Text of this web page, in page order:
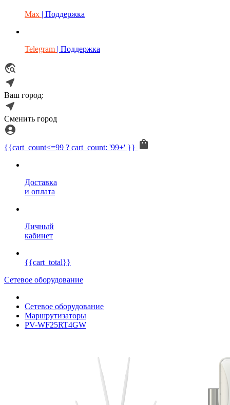
Max | Поддержка
Telegram | Поддержка
Ваш город:
Сменить город
{{cart_count<=99 ? cart_count: '99+' }}
Доставка
и оплата
Личный
кабинет
{{cart_total}}
Сетевое оборудование
Сетевое оборудование
Маршрутизаторы
PV-WF25RT4GW